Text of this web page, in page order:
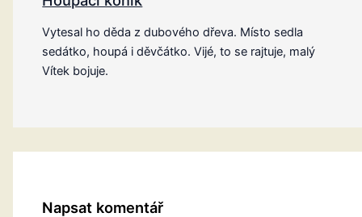
Vytesal ho děda z dubového dřeva. Místo sedla
sedátko, houpá i děvčátko. Vijé, to se rajtuje, malý
Vítek bojuje.
Napsat komentář